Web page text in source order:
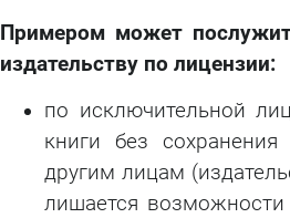
Примером может
издательству по лицензии:
по исключительной
книги без
другим лицам
лишается возможности